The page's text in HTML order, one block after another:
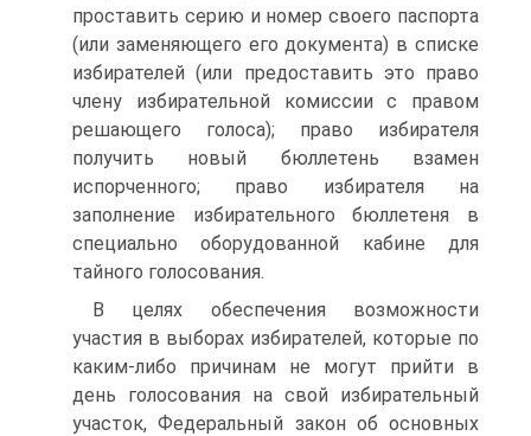
проставить серию и номер своего паспорта
(или заменяющего его документа) в списке
избирателей (или предоставить это право
члену избирательной комиссии с правом
решающего голоса); право избирателя
получить новый бюллетень взамен
испорченного; право избирателя на
заполнение избирательного бюллетеня в
специально оборудованной кабине для
тайного голосования.
В целях обеспечения возможности
участия в выборах избирателей, которые по
каким-либо причинам не могут прийти в
день голосования на свой избирательный
участок, Федеральный закон об основных